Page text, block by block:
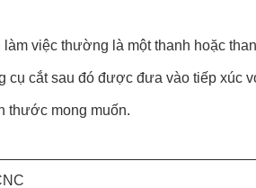
làm việc thường là một thanh hoặc
cụ cắt sau đó được đưa vào tiếp xúc
thước mong muốn.